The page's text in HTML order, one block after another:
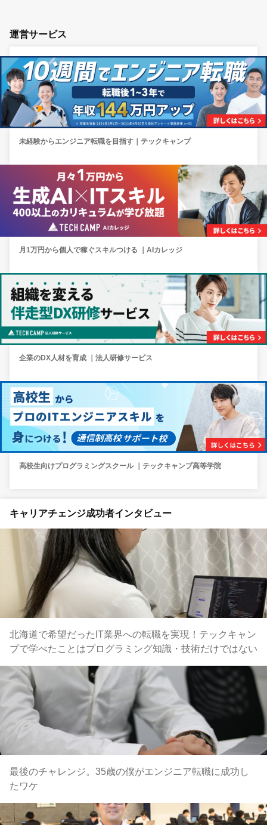
運営サービス
未経験からエンジニア転職を目指す｜テックキャンプ
月1万円から個人で稼ぐスキルつける ｜AIカレッジ
企業のDX人材を育成 ｜法人研修サービス
高校生向けプログラミングスクール ｜テックキャンプ高等学院
キャリアチェンジ成功者インタビュー
北海道で希望だったIT業界への転職を実現！テックキャン
プで学べたことはプログラミング知識・技術だけではない
最後のチャレンジ。35歳の僕がエンジニア転職に成功し
たワケ